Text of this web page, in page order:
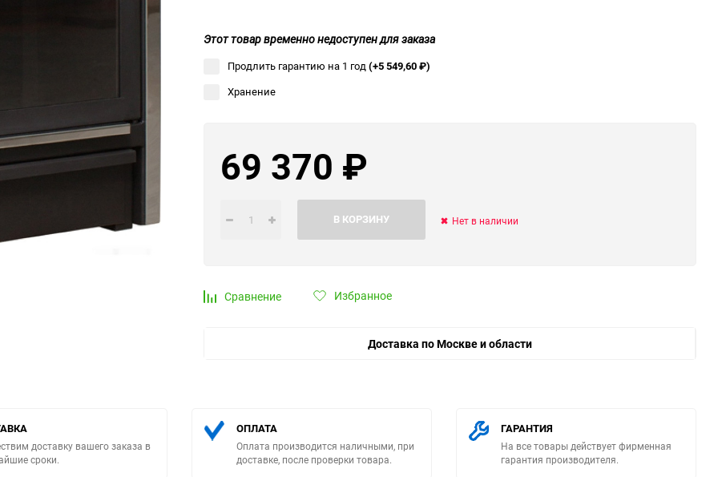
Этот товар временно недоступен для заказа
Продлить гарантию на 1 год(+5 549,60₽)
Хранение
69 370 ₽
В КОРЗИНУ Нет в наличии
Сравнение Избранное
Доставка по Москве и области
доставку вашего заказа в
сроки.
ОПЛАТА
Оплата производится наличными, при
доставке, после проверки товара.
ГАРАНТИЯ
На все товары действует фирменная
гарантия производителя.